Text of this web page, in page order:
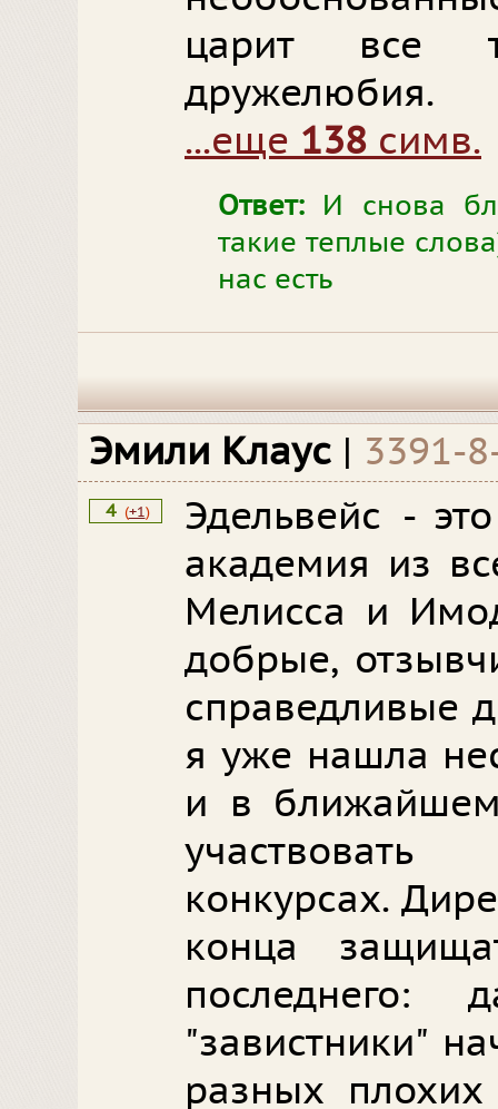
царит все
дружелюбия.
...еще 138 симв.
Ответ: И снова
такие теплые
нас есть
Эмили Клаус | 3391-
4 (+1)
Эдельвейс -
академия из
Мелисса и
добрые,
справедливые
я уже нашла
и в
конкурсах.
конца
последнего:
"завистники"
разных